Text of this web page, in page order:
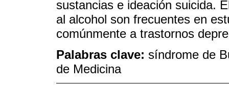
sustancias e ideación suicida.
al alcohol son frecuentes en
comúnmente a trastornos
Palabras clave: síndrome de
de Medicina